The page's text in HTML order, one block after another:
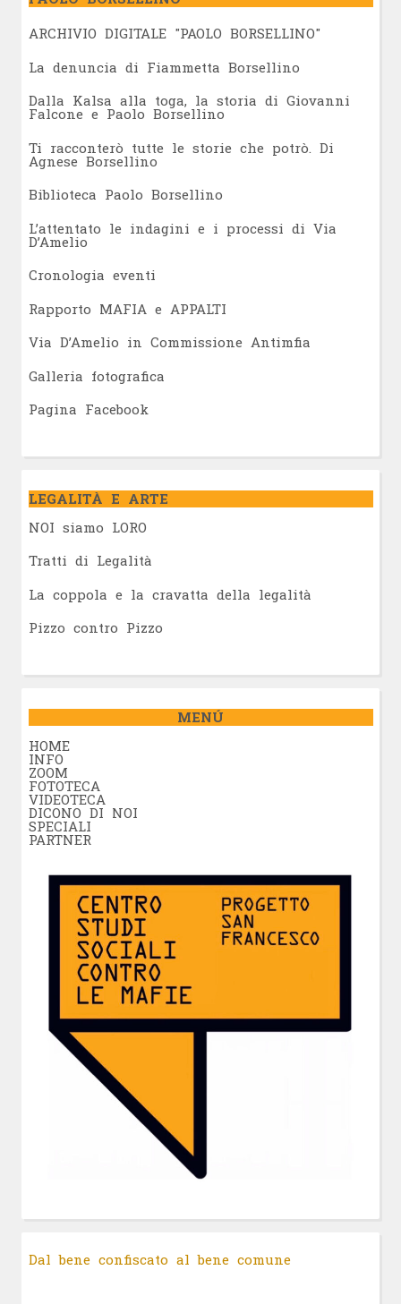
ARCHIVIO DIGITALE "PAOLO BORSELLINO"
La denuncia di Fiammetta Borsellino
Dalla Kalsa alla toga, la storia di Giovanni
Falcone e Paolo Borsellino
Ti racconterò tutte le storie che potrò. Di
Agnese Borsellino
Biblioteca Paolo Borsellino
L’attentato le indagini e i processi di Via
D’Amelio
Cronologia eventi
Rapporto MAFIA e APPALTI
Via D’Amelio in Commissione Antimfia
Galleria fotografica
Pagina Facebook
LEGALITÀ E ARTE
NOI siamo LORO
Tratti di Legalità
La coppola e la cravatta della legalità
Pizzo contro Pizzo
MENÚ
HOME
INFO
ZOOM
FOTOTECA
VIDEOTECA
DICONO DI NOI
SPECIALI
PARTNER
Dal bene confiscato al bene comune